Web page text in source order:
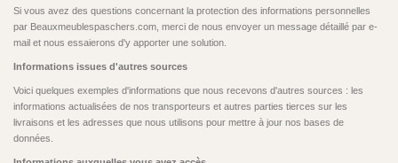
Si vous avez des questions concernant la protection des informations personnelles
par Beauxmeublespaschers.com, merci de nous envoyer un message détaillé par e-
mail et nous essaierons d'y apporter une solution.
Informations issues d'autres sources
Voici quelques exemples d'informations que nous recevons d'autres sources : les
informations actualisées de nos transporteurs et autres parties tierces sur les
livraisons et les adresses que nous utilisons pour mettre à jour nos bases de
données.